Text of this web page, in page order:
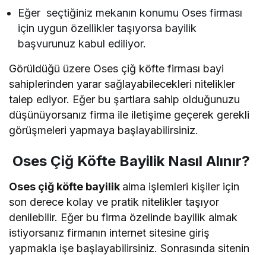
Eğer seçtiğiniz mekanın konumu Oses firması
için uygun özellikler taşıyorsa bayilik
başvurunuz kabul ediliyor.
Görüldüğü üzere Oses çiğ köfte firması bayi
sahiplerinden yarar sağlayabilecekleri nitelikler
talep ediyor. Eğer bu şartlara sahip olduğunuzu
düşünüyorsanız firma ile iletişime geçerek gerekli
görüşmeleri yapmaya başlayabilirsiniz.
Oses Çiğ Köfte Bayilik Nasıl Alınır?
Oses çiğ köfte bayilik alma işlemleri kişiler için
son derece kolay ve pratik nitelikler taşıyor
denilebilir. Eğer bu firma özelinde bayilik almak
istiyorsanız firmanın internet sitesine giriş
yapmakla işe başlayabilirsiniz. Sonrasında sitenin